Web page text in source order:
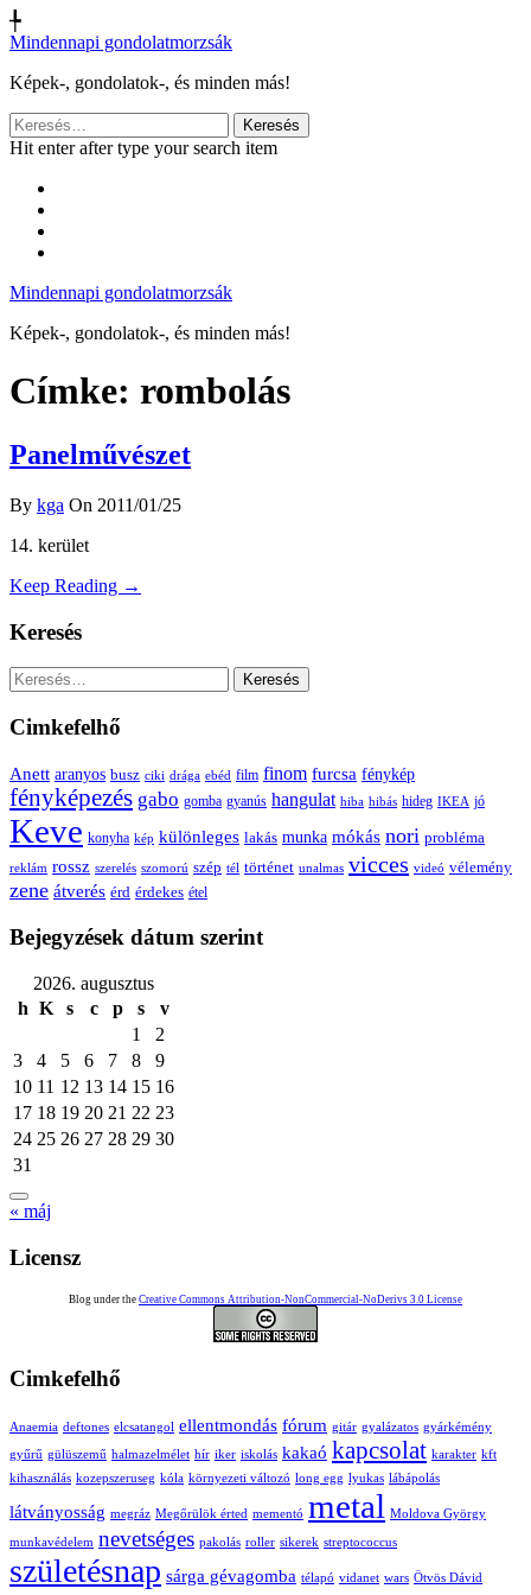
╄
Mindennapi gondolatmorzsák
Képek-, gondolatok-, és minden más!
Keresés:
Hit enter after type your search item
Mindennapi gondolatmorzsák
Képek-, gondolatok-, és minden más!
Címke: rombolás
Panelművészet
By kga On 2011/01/25
14. kerület
Keep Reading →
Keresés
Keresés:
Cimkefelhő
Anett aranyos busz ciki drága ebéd film finom furcsa fénykép
fényképezés gabo gomba gyanús hangulat hiba hibás hideg IKEA jó
Keve konyha kép különleges lakás munka mókás nori probléma
reklám rossz szerelés szomorú szép tél történet unalmas vicces videó vélemény
zene átverés érd érdekes étel
Bejegyzések dátum szerint
2026. augusztus
h K s c p s
v
1
2
3
4 5 6 7 8
9
10 11 12 13 14 15 16
17 18 19 20 21 22 23
24 25 26 27 28 29 30
31
« máj
Licensz
Blog under the Creative Commons Attribution-NonCommercial-NoDerivs 3.0 License
Cimkefelhő
Anaemia deftones elcsatangol ellentmondás fórum gitár gyalázatos gyárkémény
gyűrű gülüszemű halmazelmélet hír iker iskolás kakaó kapcsolat karakter kft
kihasználás kozepszeruseg kóla környezeti változó long egg lyukas lábápolás
látványosság megráz Megőrülök érted mementó metal Moldova György
munkavédelem nevetséges pakolás roller sikerek streptococcus
születésnap sárga gévagomba télapó vidanet wars Ötvös Dávid